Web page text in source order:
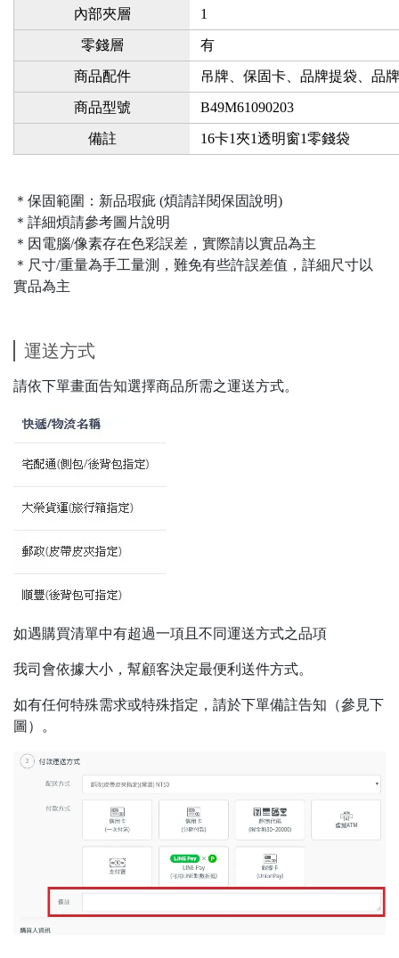
內部夾層 1
零錢層 有
商品配件 吊牌、保固卡、品牌提袋、品
商品型號 B49M61090203
備註 16卡1夾1透明窗1零錢袋
＊保固範圍：新品瑕疵 (煩請詳閱保固說明)
＊詳細煩請參考圖片說明
＊因電腦/像素存在色彩誤差，實際請以實品為主
＊尺寸/重量為手工量測，難免有些許誤差值，詳細尺寸以
實品為主
運送方式
請依下單畫面告知選擇商品所需之運送方式。
如遇購買清單中有超過一項且不同運送方式之品項
我司會依據大小，幫顧客決定最便利送件方式。
如有任何特殊需求或特殊指定，請於下單備註告知（參見下
圖）。